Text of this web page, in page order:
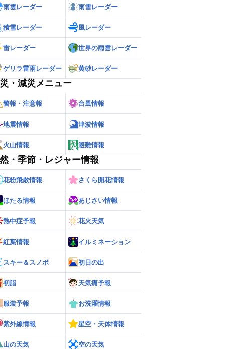
雨雲レーダー 雨雪レーダー
積雪レーダー 風レーダー
雷レーダー 世界の雨雲レーダー
ゲリラ雷雨レーダー 黄砂レーダー
・減災メニュー
警報・注意報 台風情報
地震情報 津波情報
火山情報 避難情報
・季節・レジャー情報
花粉飛散情報 さくら開花情報
ほたる情報 あじさい情報
熱中症予報 花火天気
紅葉情報 イルミネーション
スキー＆スノボ 初日の出
初詣 天気痛予報
服装予報 お洗濯情報
紫外線情報 星空・天体情報
山の天気 空の天気